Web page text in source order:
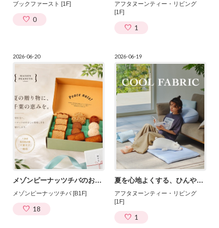
ブックファースト [1F]
0
アフタヌーンティー・リビング
[1F]
1
2026-06-20
メゾンピーナッツチバのお中元ギフト
メゾンピーナッツチバ [B1F]
18
2026-06-19
夏を心地よくする、ひんやりファブリック
アフタヌーンティー・リビング
[1F]
1